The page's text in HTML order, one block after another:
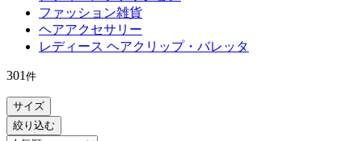
ファッション雑貨
ヘアアクセサリー
レディース ヘアクリップ・バレッタ
301 件
サイズ
絞り込む